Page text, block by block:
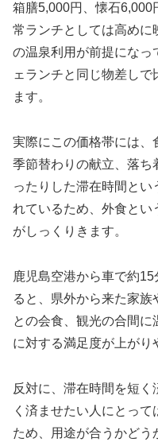
箱膳5,000円、懐石6,000
常ランチとしては高めに
の温泉利用が前提になっ
ェランチと同じ物差しで
ます。
実際にこの価格帯には、
季節替わりの献立、落ち
ったりした滞在時間とい
れているため、外食と
がしっくりきます。
鹿児島空港から車で約
ると、県外から来た家
との会食、観光の合間
に対する満足度が上がり
反対に、滞在時間を短
く済ませたい人にとっ
ため、用途が合うかどう